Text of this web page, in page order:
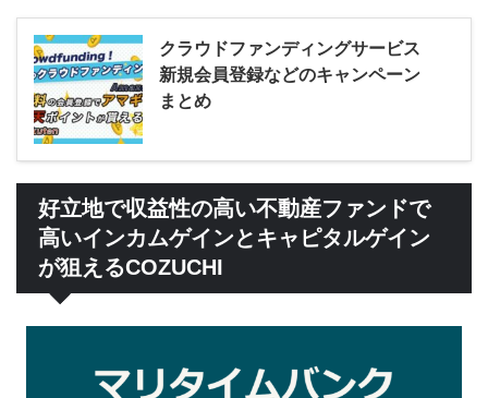
クラウドファンディングサービス
新規会員登録などのキャンペーン
まとめ
好立地で収益性の高い不動産ファンドで
高いインカムゲインとキャピタルゲイン
が狙えるCOZUCHI